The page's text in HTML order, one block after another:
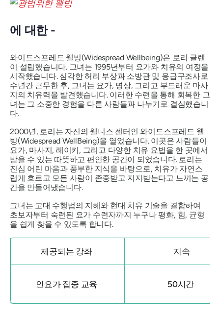
에 대한 -
와이드스프레드 웰빙(Widespread Wellbeing)은 로리 글렌
이 설립했습니다. 그녀는 1995년부터 요가와 치유의 여정을
시작했습니다. 심각한 허리 부상과 소방관 및 응급구조사로
수년간 근무한 후, 그녀는 요가, 명상, 그리고 부드러운 마사
지의 치유력을 발견했습니다. 이러한 수련을 통해 회복한 그
녀는 그 소중한 경험을 다른 사람들과 나누기로 결심했습니
다.
2000년, 로리는 자신의 웰니스 센터인 와이드스프레드 웰
빙(Widespread WellBeing)을 열었습니다. 이곳은 사람들이
요가, 마사지, 레이키, 그리고 다양한 치유 요법을 한 곳에서
받을 수 있는 따뜻하고 편안한 공간이 되었습니다. 로리는
진심 어린 마음과 풍부한 지식을 바탕으로, 치유가 자연스
럽게 흐르고 모든 사람이 존중받고 지지받는다고 느끼는 공
간을 만들어냈습니다.
그녀는 고대 수행법의 지혜와 현대 치유 기술을 결합하여
초보자부터 숙련된 요가 수련자까지 누구나 평화, 힘, 균형
을 쉽게 찾을 수 있도록 합니다.
제공되는 강좌 지속
인요가 집중 교육 50시간